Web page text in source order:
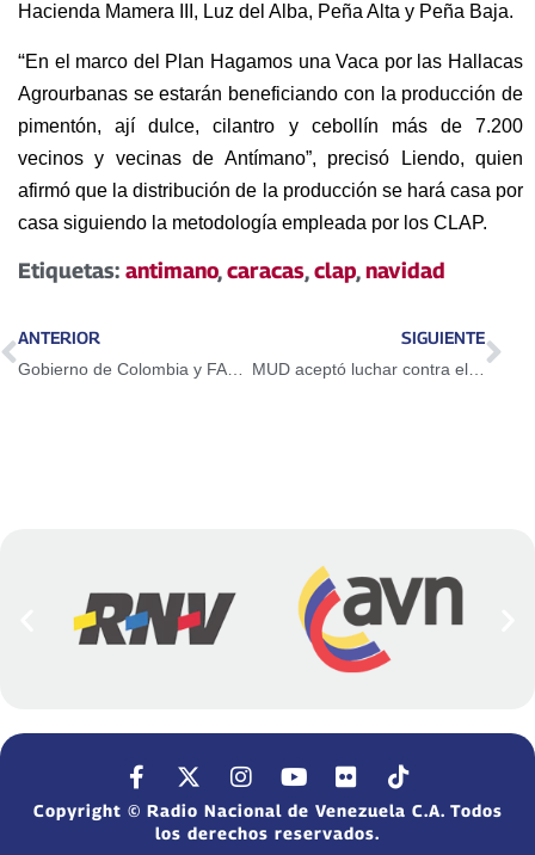
Hacienda Mamera III, Luz del Alba, Peña Alta y Peña Baja.
“En el marco del Plan Hagamos una Vaca por las Hallacas
Agrourbanas se estarán beneficiando con la producción de
pimentón, ají dulce, cilantro y cebollín más de 7.200
vecinos y vecinas de Antímano”, precisó Liendo, quien
afirmó que la distribución de la producción se hará casa por
casa siguiendo la metodología empleada por los CLAP.
Etiquetas: antimano,caracas,clap,navidad
ANTERIOR
Gobierno de Colombia y FARC-EP firman nuevo acuerdo de paz
SIGUIENTE
MUD aceptó luchar contra el boicot económico
Copyright © Radio Nacional de Venezuela C.A. Todos
los derechos reservados.